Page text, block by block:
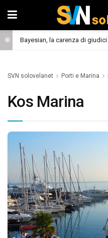
SVN solovelanet Porti e Marina
Kos Marina